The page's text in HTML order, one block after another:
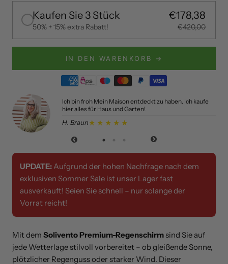
Kaufen Sie 3 Stück
50% + 15% extra Rabatt!
€178,38
€420,00
IN DEN WARENKORB →
Ich bin froh Mein Maison entdeckt zu haben. Ich kaufe
hier alles für Haus und Garten!
H. Braun★★★★★
UPDATE: Aufgrund der hohen Nachfrage nach dem
exklusiven Sommer Sale ist unser Lager fast
ausverkauft! Seien Sie schnell – nur solange der
Vorrat reicht!
Mit dem Solivento Premium-Regenschirm sind Sie auf
jede Wetterlage stilvoll vorbereitet – ob gleißende Sonne,
plötzlicher Regenguss oder starker Wind. Dieser